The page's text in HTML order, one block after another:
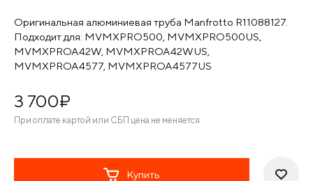
Оригинальная алюминиевая труба Manfrotto R11088127.
Подходит для: MVMXPRO500, MVMXPRO500US,
MVMXPROA42W, MVMXPROA42WUS,
MVMXPROA4577, MVMXPROA4577US
3 700¤
При оплате картой или СБП цена не меняется
Купить